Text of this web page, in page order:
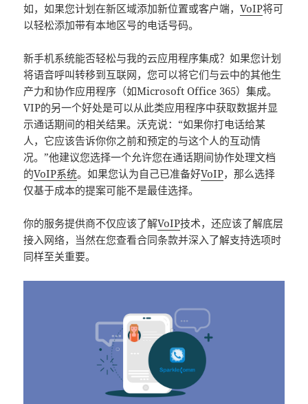
如，如果您计划在新区域添加新位置或客户端，VoIP将可
以轻松添加带有本地区号的电话号码。
新手机系统能否轻松与我的云应用程序集成？如果您计划
将语音呼叫转移到互联网，您可以将它们与云中的其他生
产力和协作应用程序（如Microsoft Office 365）集成。
VIP的另一个好处是可以从此类应用程序中获取数据并显
示通话期间的相关结果。沃克说：“如果你打电话给某
人，它应该告诉你你之前和预定的与这个人的互动情
况。”他建议您选择一个允许您在通话期间协作处理文档
的VoIP系统。如果您认为自己已准备好VoIP，那么选择
仅基于成本的提案可能不是最佳选择。
你的服务提供商不仅应该了解VoIP技术，还应该了解底层
接入网络，当然在您查看合同条款并深入了解支持选项时
同样至关重要。